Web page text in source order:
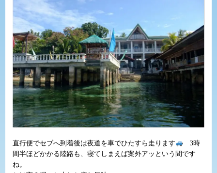
直行便でセブへ到着後は夜道を車でひたすら走ります
3時
間半ほどかかる陸路も、寝てしまえば案外アッという間です
ね。